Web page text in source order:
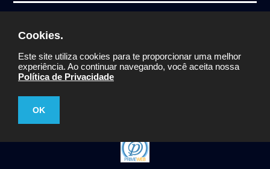
reservados
Cookies.
Este site utiliza cookies para te proporcionar uma melhor
experiência. Ao continuar navegando, você aceita nossa
Política de Privacidade
OK